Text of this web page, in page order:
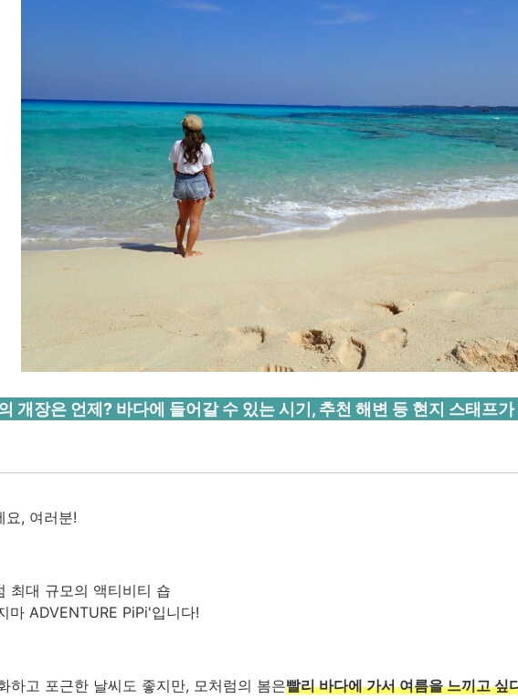
개장은 언제? 바다에 들어갈 수 있는 시기, 추천 해변 등 현지 스태프
요, 여러분!
최대 규모의 액티비티 숍
마 ADVENTURE PiPi'입니다!
하고 포근한 날씨도 좋지만, 모처럼의 봄은빨리 바다에 가서 여름을 느끼고 싶